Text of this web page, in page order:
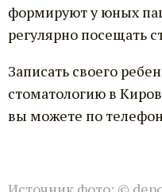
формируют у юных
регулярно посещать
Записать своего
стоматологию в
вы можете по